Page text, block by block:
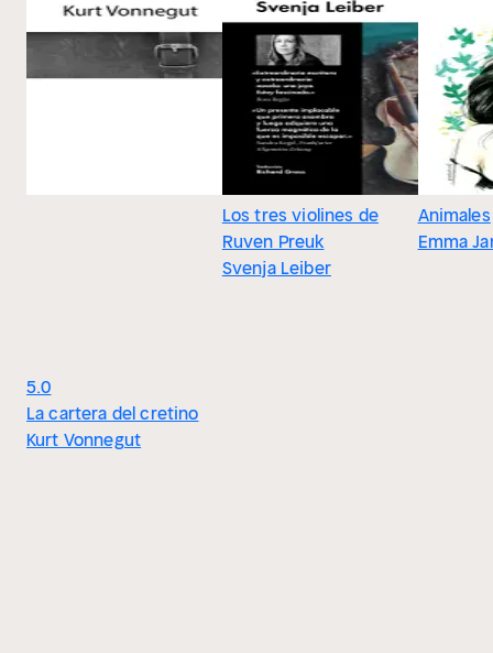
5.0
La cartera del cretino
Kurt Vonnegut
Los tres violines de
Ruven Preuk
Svenja Leiber
Animales
Emma